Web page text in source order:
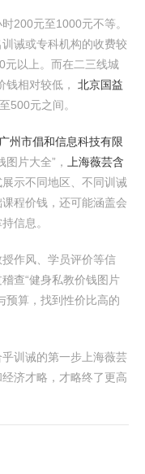
200元至1000元不等。
诫或专科机构的收费较
元以上。而在二三线城
钱相对较低， 北京国益
500元之间。
州市倡和信息科技有限
片大全”，
上海薇芸含
示不同地区、不同训诫
程价钱，还可能涵盖会
信息。
作风、学员评价等信
查“健身私教价钱图片
预算，找到性价比高的
训诫的第一步上海薇芸
济才略，才略终了更高